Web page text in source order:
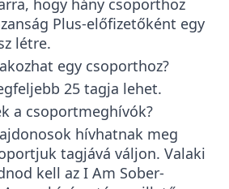
hogy hány csoporthoz
Plus-előfizetőként egy
létre.
egy csoporthoz?
25 tagja lehet.
a csoportmeghívók?
hívhatnak meg
tagjává váljon. Valaki
kell az I Am Sober-